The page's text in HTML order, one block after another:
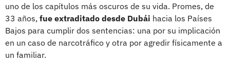
uno de los capítulos más oscuros de su vida. Promes, de
33 años, fue extraditado desde Dubái hacia los Países
Bajos para cumplir dos sentencias: una por su implicación
en un caso de narcotráfico y otra por agredir físicamente a
un familiar.